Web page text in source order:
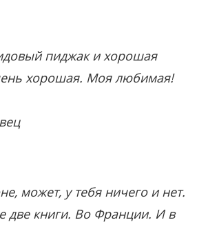
пиджак и хорошая
хорошая. Моя любимая!
может, у тебя ничего и нет.
две книги. Во Франции. И в